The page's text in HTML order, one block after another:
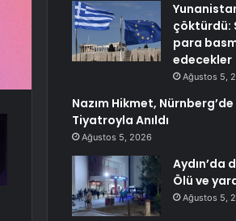
çöktürdü:
para
edecekler
Ağustos 5,
Nazım Hikmet, Nürnberg’de
Tiyatroyla Anıldı
Ağustos 5, 2026
Aydın’da
Ölü ve
Ağustos 5,